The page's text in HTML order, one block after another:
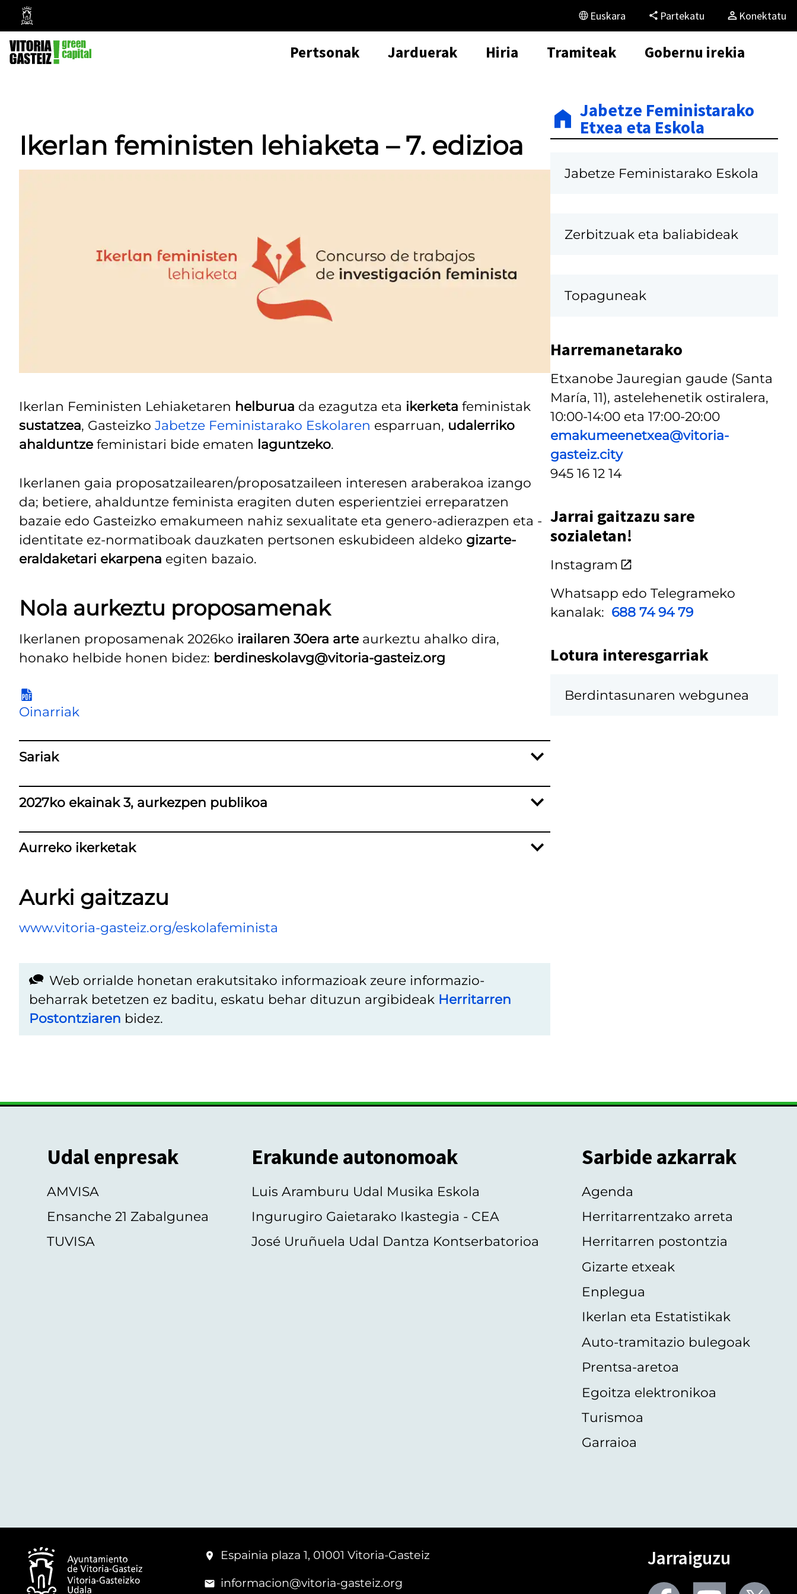
Vitoria-
Gasteizko
Udala
Euskara Partekatu Konektatu
Pertsonak Jarduerak Hiria Tramiteak Gobernu irekia
Ikerlan feministen lehiaketa – 7. edizioa
Ikerlan Feministen Lehiaketaren helburua da ezagutza eta ikerketa feministak
sustatzea, Gasteizko Jabetze Feministarako Eskolaren esparruan, udalerriko
ahalduntze feministari bide ematen laguntzeko.
Ikerlanen gaia proposatzailearen/proposatzaileen interesen araberakoa izango
da; betiere, ahalduntze feminista eragiten duten esperientziei erreparatzen
bazaie edo Gasteizko emakumeen nahiz sexualitate eta genero-adierazpen eta -
identitate ez-normatiboak dauzkaten pertsonen eskubideen aldeko gizarte-
eraldaketari ekarpena egiten bazaio.
Nola aurkeztu proposamenak
Ikerlanen proposamenak 2026ko irailaren 30era arte aurkeztu ahalko dira,
honako helbide honen bidez: berdineskolavg@vitoria-gasteiz.org
Oinarriak
Sariak
2027ko ekainak 3, aurkezpen publikoa
Aurreko ikerketak
Aurki gaitzazu
www.vitoria-gasteiz.org/eskolafeminista
Web orrialde honetan erakutsitako informazioak zeure informazio-
beharrak betetzen ez baditu, eskatu behar dituzun argibideak Herritarren
Postontziaren bidez.
Jabetze Feministarako
Etxea eta Eskola
Jabetze Feministarako Eskola
Zerbitzuak eta baliabideak
Topaguneak
Harremanetarako
Etxanobe Jauregian gaude (Santa
María, 11), astelehenetik ostiralera,
10:00-14:00 eta 17:00-20:00
emakumeenetxea@vitoria-
gasteiz.city
945 16 12 14
Jarrai gaitzazu sare
sozialetan!
Instagram
Whatsapp edo Telegrameko
kanalak: 688 74 94 79
Lotura interesgarriak
Berdintasunaren webgunea
Udal enpresak
AMVISA
Ensanche 21 Zabalgunea
TUVISA
Erakunde autonomoak
Luis Aramburu Udal Musika Eskola
Ingurugiro Gaietarako Ikastegia - CEA
José Uruñuela Udal Dantza Kontserbatorioa
Sarbide azkarrak
Agenda
Herritarrentzako arreta
Herritarren postontzia
Gizarte etxeak
Enplegua
Ikerlan eta Estatistikak
Auto-tramitazio bulegoak
Prentsa-aretoa
Egoitza elektronikoa
Turismoa
Garraioa
Espainia plaza 1, 01001 Vitoria-Gasteiz
informacion@vitoria-gasteiz.org
Jarraiguzu
Facebook Youtube